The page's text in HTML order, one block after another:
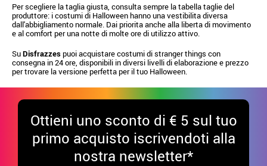
Per scegliere la taglia giusta, consulta sempre la tabella taglie del
produttore: i costumi di Halloween hanno una vestibilita diversa
dall'abbigliamento normale. Dai priorita anche alla liberta di movimento
e al comfort per una notte di molte ore di utilizzo attivo.
SuDisfrazzespuoi acquistare costumi di stranger things con
consegna in 24 ore, disponibili in diversi livelli di elaborazione e prezzo
per trovare la versione perfetta per il tuo Halloween.
Ottieni uno sconto di € 5 sul tuo
primo acquisto iscrivendoti alla
nostra newsletter*